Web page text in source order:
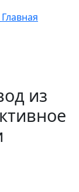
Главная
из